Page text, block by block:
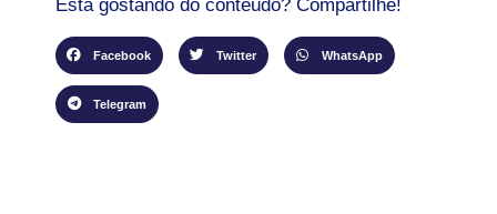
Esta gostando do conteúdo? Compartilhe!
Facebook Twitter WhatsApp
Telegram